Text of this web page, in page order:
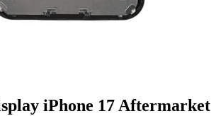
iPhone 17 Aftermarket